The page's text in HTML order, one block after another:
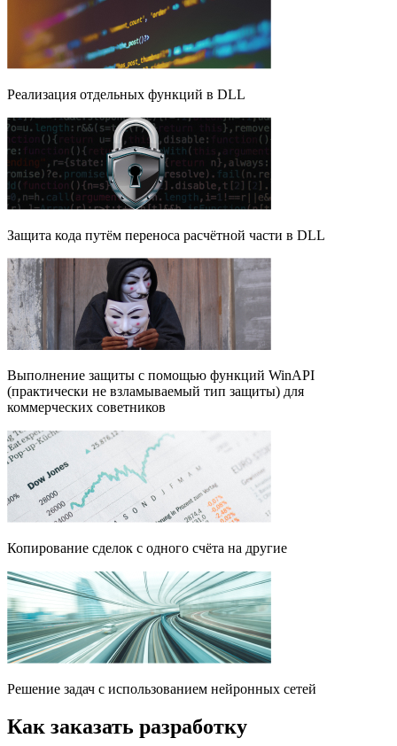
Реализация отдельных функций в DLL
Защита кода путём переноса расчётной части в DLL
Выполнение защиты с помощью функций WinAPI
(практически не взламываемый тип защиты) для
коммерческих советников
Копирование сделок с одного счёта на другие
Решение задач с использованием нейронных сетей
Как заказать разработку